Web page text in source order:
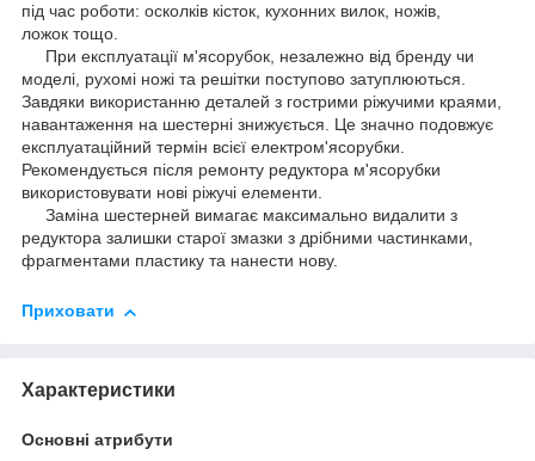
під час роботи: осколків кісток, кухонних вилок, ножів,
ложок тощо.
При експлуатації м'ясорубок, незалежно від бренду чи
моделі, рухомі ножі та решітки поступово затуплюються.
Завдяки використанню деталей з гострими ріжучими краями,
навантаження на шестерні знижується. Це значно подовжує
експлуатаційний термін всієї електром'ясорубки.
Рекомендується після ремонту редуктора м'ясорубки
використовувати нові ріжучі елементи.
Заміна шестерней вимагає максимально видалити з
редуктора залишки старої змазки з дрібними частинками,
фрагментами пластику та нанести нову.
Приховати
Характеристики
Основні атрибути